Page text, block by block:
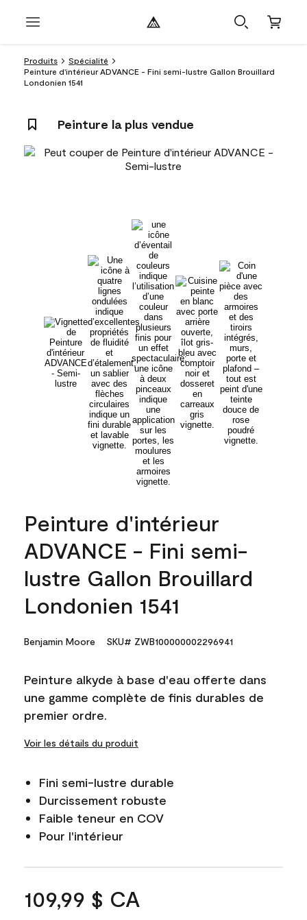
Produits
Spécialité
Peinture d'intérieur ADVANCE - Fini semi-lustre Gallon Brouillard
Londonien 1541
Peinture la plus vendue
Peinture d'intérieur
ADVANCE - Fini semi-
lustre Gallon Brouillard
Londonien 1541
Benjamin Moore SKU# ZWB100000002296941
Peinture alkyde à base d'eau offerte dans
une gamme complète de finis durables de
premier ordre.
Voir les détails du produit
Fini semi-lustre durable
Durcissement robuste
Faible teneur en COV
Pour l'intérieur
109,99 $ CA